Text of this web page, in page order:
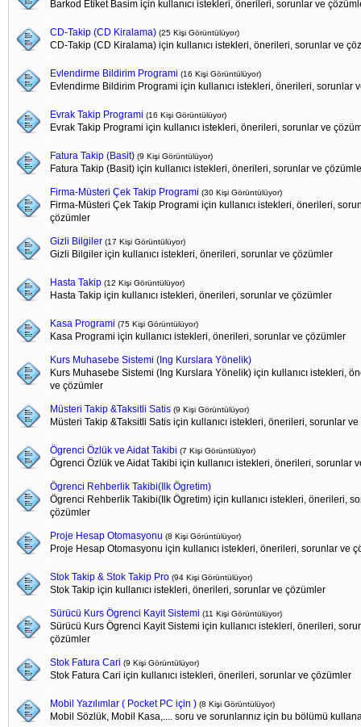
Barkod Etiket Basim için kullanıcı istekleri, önerileri, sorunlar ve
CD-Takip (CD Kiralama) (25 Kişi Görüntülüyor)
CD-Takip (CD Kiralama) için kullanıcı istekleri, önerileri, sorunlar ve
Evlendirme Bildirim Programi (16 Kişi Görüntülüyor)
Evlendirme Bildirim Programi için kullanıcı istekleri, önerileri, sorunlar
Evrak Takip Programi (16 Kişi Görüntülüyor)
Evrak Takip Programi için kullanıcı istekleri, önerileri, sorunlar ve
Fatura Takip (Basit) (9 Kişi Görüntülüyor)
Fatura Takip (Basit) için kullanıcı istekleri, önerileri, sorunlar ve
Firma-Müsteri Çek Takip Programi (30 Kişi Görüntülüyor)
Firma-Müsteri Çek Takip Programi için kullanıcı istekleri, önerileri,
çözümler
Gizli Bilgiler (17 Kişi Görüntülüyor)
Gizli Bilgiler için kullanıcı istekleri, önerileri, sorunlar ve çözümler
Hasta Takip (12 Kişi Görüntülüyor)
Hasta Takip için kullanıcı istekleri, önerileri, sorunlar ve çözümler
Kasa Programi (75 Kişi Görüntülüyor)
Kasa Programi için kullanıcı istekleri, önerileri, sorunlar ve çözümler
Kurs Muhasebe Sistemi (Ing Kurslara Yönelik)
Kurs Muhasebe Sistemi (Ing Kurslara Yönelik) için kullanıcı istekleri,
ve çözümler
Müsteri Takip &Taksitli Satis (9 Kişi Görüntülüyor)
Müsteri Takip &Taksitli Satis için kullanıcı istekleri, önerileri, sorunlar
Ögrenci Özlük ve Aidat Takibi (7 Kişi Görüntülüyor)
Ögrenci Özlük ve Aidat Takibi için kullanıcı istekleri, önerileri, sorunlar
Ögrenci Rehberlik Takibi(Ilk Ögretim)
Ögrenci Rehberlik Takibi(Ilk Ögretim) için kullanıcı istekleri, önerileri,
çözümler
Proje Hesap Otomasyonu (8 Kişi Görüntülüyor)
Proje Hesap Otomasyonu için kullanıcı istekleri, önerileri, sorunlar ve
Stok Takip & Stok Takip Pro (94 Kişi Görüntülüyor)
Stok Takip için kullanıcı istekleri, önerileri, sorunlar ve çözümler
Sürücü Kurs Ögrenci Kayit Sistemi (11 Kişi Görüntülüyor)
Sürücü Kurs Ögrenci Kayit Sistemi için kullanıcı istekleri, önerileri,
çözümler
Stok Fatura Cari (9 Kişi Görüntülüyor)
Stok Fatura Cari için kullanıcı istekleri, önerileri, sorunlar ve çözümler
Mobil Yazılımlar ( Pocket PC için ) (8 Kişi Görüntülüyor)
Mobil Sözlük, Mobil Kasa,.... soru ve sorunlarınız için bu bölümü